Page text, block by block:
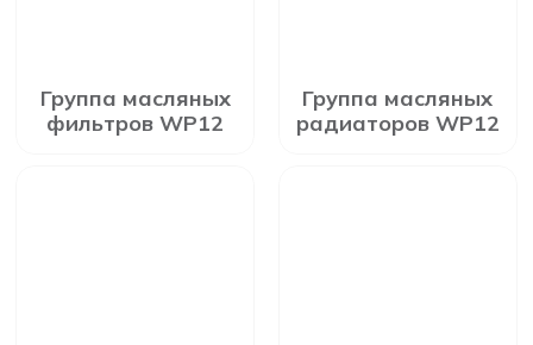
Группа масляных
фильтров WP12
Группа масляных
радиаторов WP12